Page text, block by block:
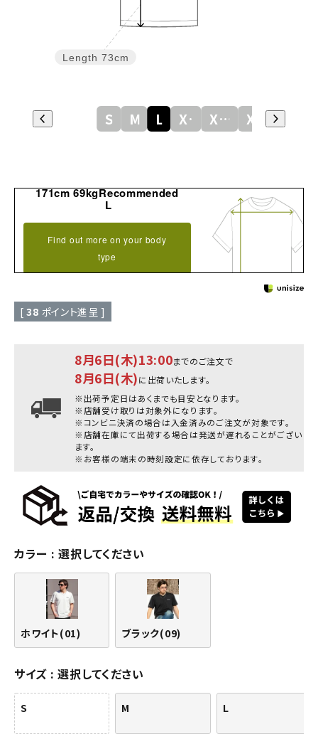
Length 73cm
XL XXL XXXL
171cm 69kgRecommended
L
Find out more on your body
type
[ 38 ポイント進呈 ]
8月6日(木)13:00までのご注文で
8月6日(木)に出荷いたします。
※出荷予定日はあくまでも目安となります。
※店舗受け取りは対象外になります。
※コンビニ決済の場合は入金済みのご注文が対象です。
※店舗在庫にて出荷する場合は発送が遅れることがござい
ます。
※お客様の端末の時刻設定に依存しております。
カラー 選択してください
ホワイト(01) ブラック(09)
サイズ 選択してください
S M L